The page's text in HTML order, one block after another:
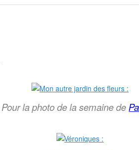
Pour la photo de la semaine de